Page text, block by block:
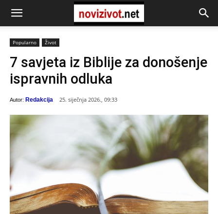
Popularno Život
7 savjeta iz Biblije za donošenje
ispravnih odluka
Autor: Redakcija 25. siječnja 2026., 09:33